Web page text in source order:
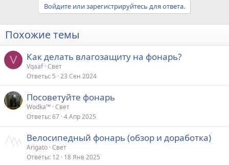
Войдите или зарегистрируйтесь для ответа.
Похожие темы
V Как делать влагозащиту на фонарь?
Vqaaf Свет
Ответы 5 23 Сен 2024
Посоветуйте фонарь
Wodka™ Свет
Ответы 67 4 Апр 2025
Велосипедный фонарь (обзор и доработка)
Arigato Свет
Ответы 12 18 Янв 2025